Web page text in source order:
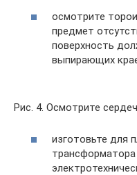
осмотрите
предмет
поверхность
выпирающих
Рис. 4. Осмотрите
изготовьте для